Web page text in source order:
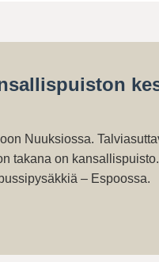
Nuuksiossa.
takana on
– Espoossa.